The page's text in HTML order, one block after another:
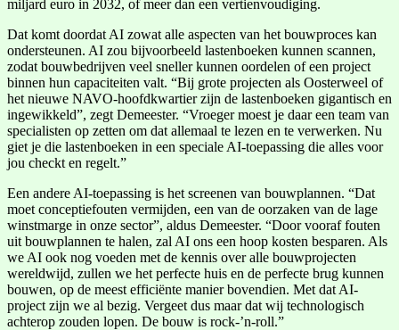
miljard euro in 2032, of meer dan een vertienvoudiging.
Dat komt doordat AI zowat alle aspecten van het bouwproces kan
ondersteunen. AI zou bijvoorbeeld lastenboeken kunnen scannen,
zodat bouwbedrijven veel sneller kunnen oordelen of een project
binnen hun capaciteiten valt. “Bij grote projecten als Oosterweel of
het nieuwe NAVO-hoofdkwartier zijn de lastenboeken gigantisch en
ingewikkeld”, zegt Demeester. “Vroeger moest je daar een team van
specialisten op zetten om dat allemaal te lezen en te verwerken. Nu
giet je die lastenboeken in een speciale AI-toepassing die alles voor
jou checkt en regelt.”
Een andere AI-toepassing is het screenen van bouwplannen. “Dat
moet conceptiefouten vermijden, een van de oorzaken van de lage
winstmarge in onze sector”, aldus Demeester. “Door vooraf fouten
uit bouwplannen te halen, zal AI ons een hoop kosten besparen. Als
we AI ook nog voeden met de kennis over alle bouwprojecten
wereldwijd, zullen we het perfecte huis en de perfecte brug kunnen
bouwen, op de meest efficiënte manier bovendien. Met dat AI-
project zijn we al bezig. Vergeet dus maar dat wij technologisch
achterop zouden lopen. De bouw is rock-’n-roll.”